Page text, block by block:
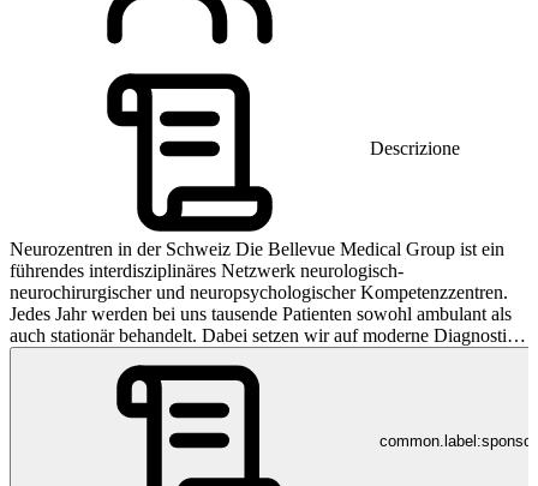
Descrizione
Neurozentren in der Schweiz Die Bellevue Medical Group ist ein
führendes interdisziplinäres Netzwerk neurologisch-
neurochirurgischer und neuropsychologischer Kompetenzzentren.
Jedes Jahr werden bei uns tausende Patienten sowohl ambulant als
auch stationär behandelt. Dabei setzen wir auf moderne Diagnostik,
individualisierte Therapie, sowie persönliche und nachhaltige